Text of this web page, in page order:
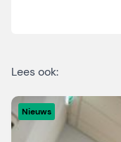
Lees ook:
Nieuws